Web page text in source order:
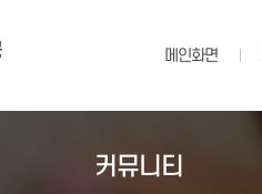
메인화면
커뮤니티